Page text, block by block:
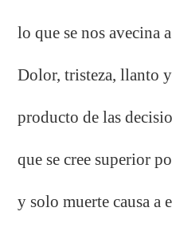
lo que se nos avecina
Dolor, tristeza, llanto
producto de las
que se cree superior
y solo muerte causa a